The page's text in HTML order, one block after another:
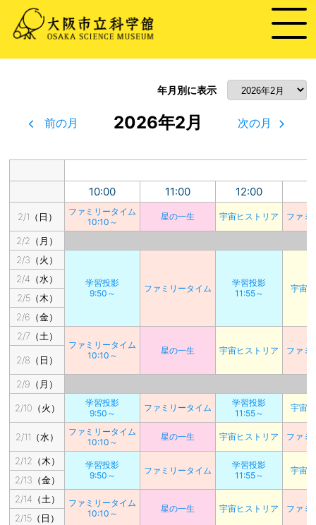
年月別に表示
前の月 2026年2月 次の月
10:00 11:00 12:00
2/1（日）
ファミリータイム
10:10～
星の一生 宇宙ヒストリア ファミ
2/2（月）
2/3（火）
学習投影
9:50～
ファミリータイム
学習投影
11:55～
宇宙
2/4（水）
2/5（木）
2/6（金）
2/7（土）
ファミリータイム
10:10～
星の一生 宇宙ヒストリア ファミ
2/8（日）
2/9（月）
2/10（火）
学習投影
9:50～
ファミリータイム
学習投影
11:55～
宇宙
2/11（水）
ファミリータイム
10:10～
星の一生 宇宙ヒストリア ファミ
2/12（木）
学習投影
9:50～
ファミリータイム
学習投影
11:55～
宇宙
2/13（金）
2/14（土）
ファミリータイム
10:10～
星の一生 宇宙ヒストリア ファミ
2/15（日）